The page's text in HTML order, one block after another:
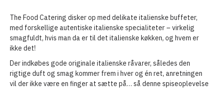
The Food Catering disker op med delikate italienske buffeter,
med forskellige autentiske italienske specialiteter – virkelig
smagfuldt, hvis man da er til det italienske køkken, og hvem er
ikke det!
Der indkøbes gode originale italienske råvarer, således den
rigtige duft og smag kommer frem i hver og én ret, anretningen
vil der ikke være en finger at sætte på… så denne spiseoplevelse